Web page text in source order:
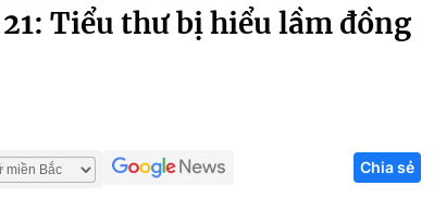
Infographic
Tuyển sinh
Hitech Công
Tiểu thư bị hiểu lầm đồng
Chia sẻ